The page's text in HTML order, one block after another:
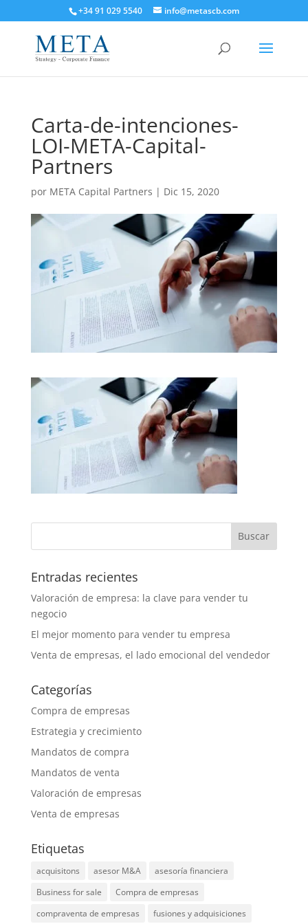
+34 91 029 5540 info@metascb.com
Carta-de-intenciones-
LOI-META-Capital-
Partners
por META Capital Partners | Dic 15, 2020
Entradas recientes
Valoración de empresa: la clave para vender tu
negocio
El mejor momento para vender tu empresa
Venta de empresas, el lado emocional del vendedor
Categorías
Compra de empresas
Estrategia y crecimiento
Mandatos de compra
Mandatos de venta
Valoración de empresas
Venta de empresas
Etiquetas
acquisitons asesor M&A
asesoría financiera
Business for sale
Compra de empresas
compraventa de empresas
fusiones y adquisiciones